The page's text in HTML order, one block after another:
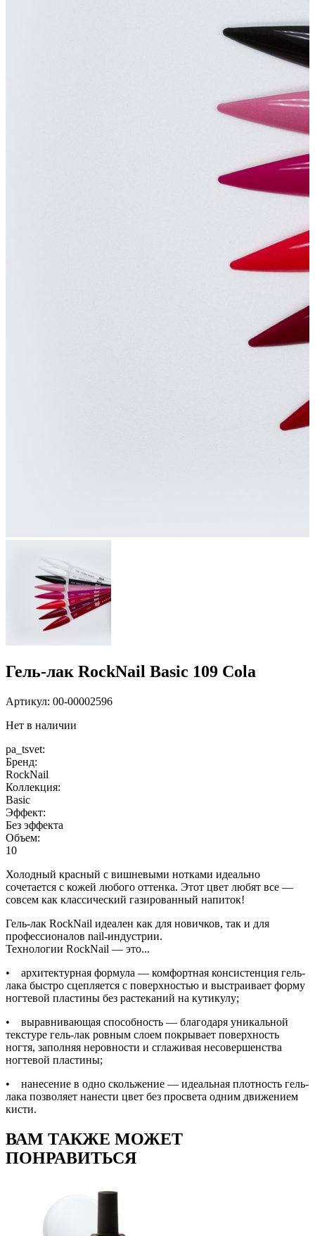
Гель-лак RockNail Basic 109 Cola
Артикул: 00-00002596
Нет в наличии
pa_tsvet:
Бренд:
RockNail
Коллекция:
Basic
Эффект:
Без эффекта
Объем:
10
Холодный красный с вишневыми нотками идеально
сочетается с кожей любого оттенка. Этот цвет любят все —
совсем как классический газированный напиток!
Гель-лак RockNail идеален как для новичков, так и для
профессионалов nail-индустрии.
Технологии RockNail — это...
• архитектурная формула — комфортная консистенция гель-
лака быстро сцепляется с поверхностью и выстраивает форму
ногтевой пластины без растеканий на кутикулу;
• выравнивающая способность — благодаря уникальной
текстуре гель-лак ровным слоем покрывает поверхность
ногтя, заполняя неровности и сглаживая несовершенства
ногтевой пластины;
• нанесение в одно скольжение — идеальная плотность гель-
лака позволяет нанести цвет без просвета одним движением
кисти.
ВАМ ТАКЖЕ МОЖЕТ
ПОНРАВИТЬСЯ